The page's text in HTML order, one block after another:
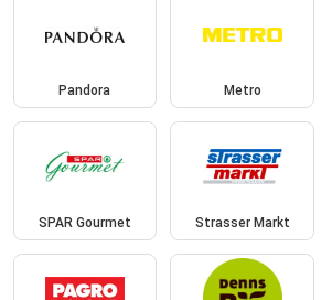
Pandora Metro
SPAR Gourmet Strasser Markt